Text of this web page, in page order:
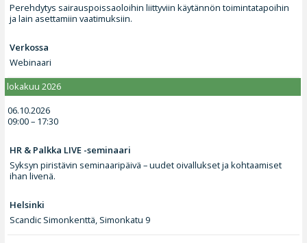
Perehdytys sairauspoissaoloihin liittyviin käytännön toimintatapoihin
ja lain asettamiin vaatimuksiin.
Verkossa
Webinaari
lokakuu 2026
06.10.2026
09:00 – 17:30
HR & Palkka LIVE -seminaari
Syksyn piristävin seminaaripäivä – uudet oivallukset ja kohtaamiset
ihan livenä.
Helsinki
Scandic Simonkenttä, Simonkatu 9